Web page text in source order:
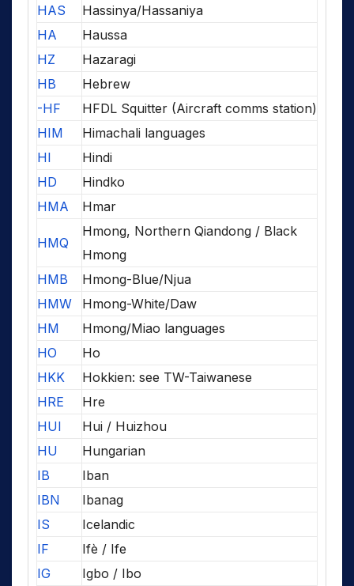
HAS
Hassinya/Hassaniya
HA
Haussa
HZ
Hazaragi
HB
Hebrew
-HF
HFDL Squitter (Aircraft comms station)
HIM
Himachali languages
HI
Hindi
HD
Hindko
HMA
Hmar
HMQ
Hmong, Northern Qiandong / Black
Hmong
HMB
Hmong-Blue/Njua
HMW
Hmong-White/Daw
HM
Hmong/Miao languages
HO
Ho
HKK
Hokkien: see TW-Taiwanese
HRE
Hre
HUI
Hui / Huizhou
HU
Hungarian
IB
Iban
IBN
Ibanag
IS
Icelandic
IF
Ifè / Ife
IG
Igbo / Ibo